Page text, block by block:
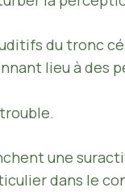
du tronc
lieu à des
une
dans le